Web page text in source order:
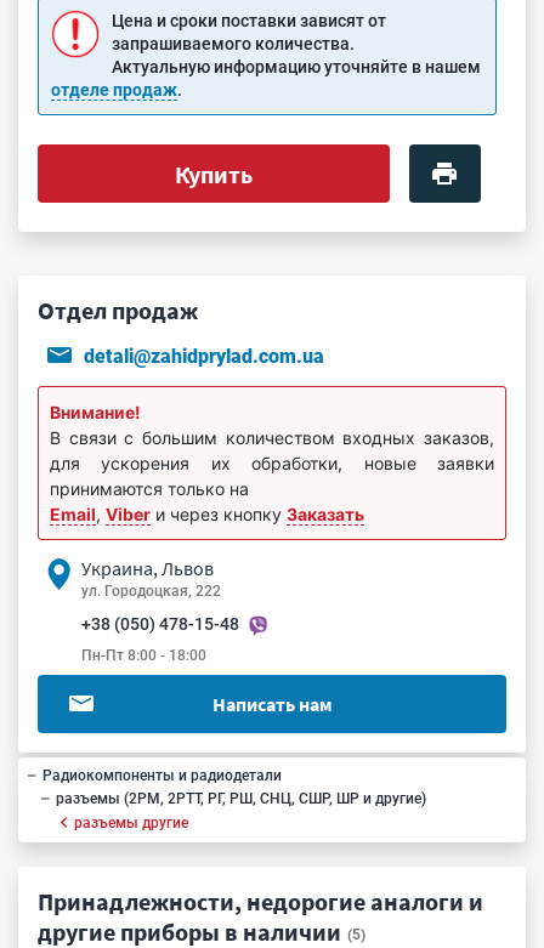
Цена и сроки поставки зависят от
запрашиваемого количества.
Актуальную информацию уточняйте в нашем
отделе продаж.
Купить
Отдел продаж
detali@zahidprylad.com.ua
Внимание!
В связи с большим количеством входных заказов,
для ускорения их обработки, новые заявки
принимаются только на
Email, Viber и через кнопку Заказать
Украина, Львов
ул. Городоцкая, 222
+38 (050) 478-15-48
Пн-Пт 8:00 - 18:00
Написать нам
Радиокомпоненты и радиодетали
разъемы (2РМ, 2РТТ, РГ, РШ, СНЦ, СШР, ШР и другие)
разъемы другие
Принадлежности, недорогие аналоги и
другие приборы в наличии (5)